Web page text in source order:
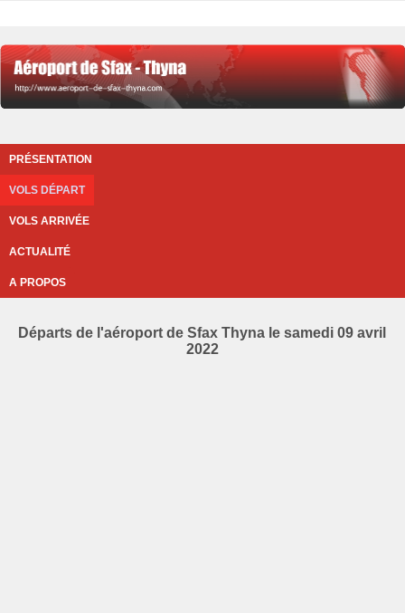
PRÉSENTATION
VOLS DÉPART
VOLS ARRIVÉE
ACTUALITÉ
A PROPOS
Départs de l'aéroport de Sfax Thyna le samedi 09 avril
2022